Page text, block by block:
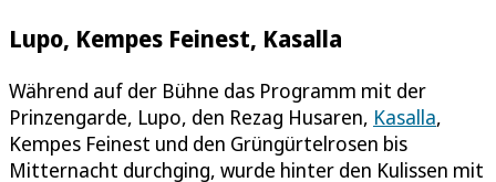
Lupo, Kempes Feinest, Kasalla
Während auf der Bühne das Programm mit der
Prinzengarde, Lupo, den Rezag Husaren, Kasalla,
Kempes Feinest und den Grüngürtelrosen bis
Mitternacht durchging, wurde hinter den Kulissen mit